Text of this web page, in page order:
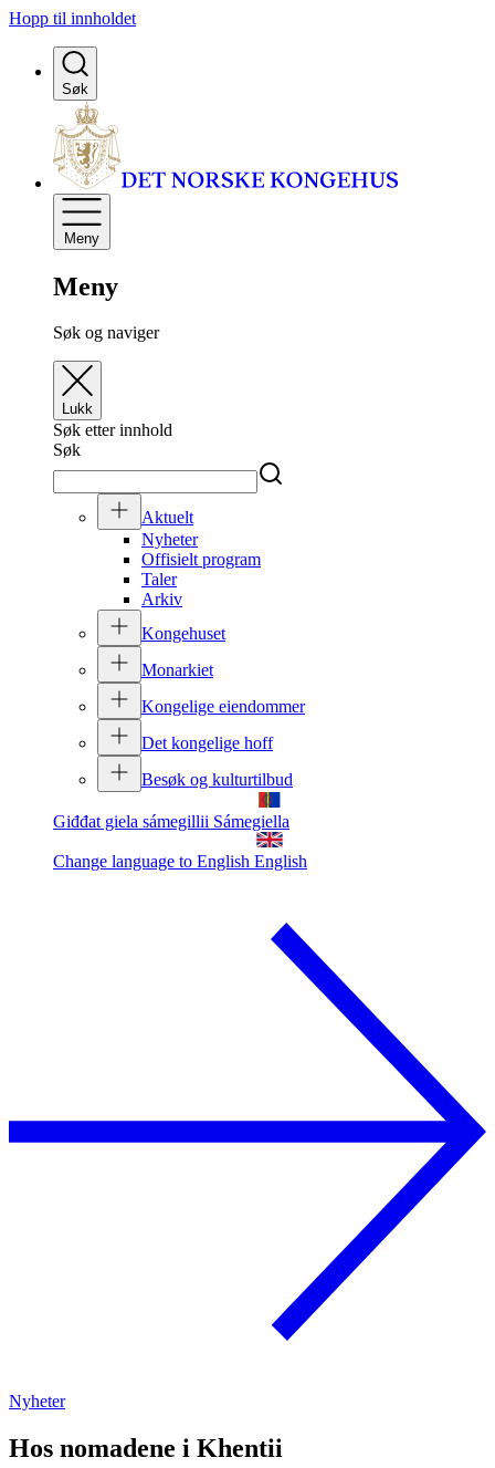
Hopp til innholdet
Søk
Meny
Meny
Søk og naviger
Lukk
Søk etter innhold
Søk
Aktuelt
Nyheter
Offisielt program
Taler
Arkiv
Kongehuset
Monarkiet
Kongelige eiendommer
Det kongelige hoff
Besøk og kulturtilbud
Giđđat giela sámegillii Sámegiella
Change language to English English
Nyheter
Hos nomadene i Khentii